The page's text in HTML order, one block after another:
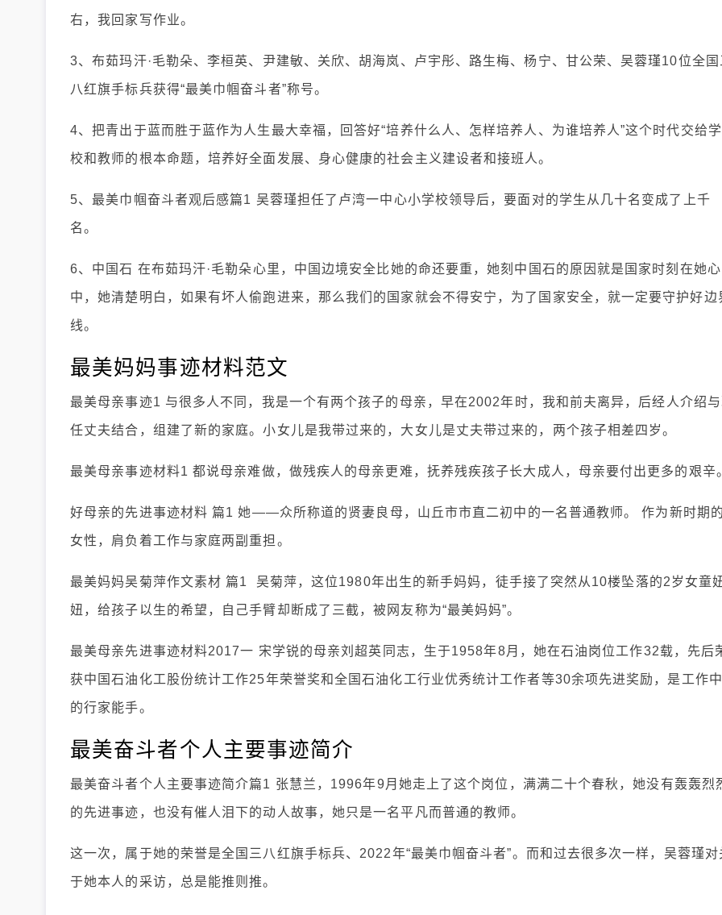
右，我回家写作业。
3、布茹玛汗·毛勒朵、李桓英、尹建敏、关欣、胡海岚、卢宇彤、路生梅、杨宁、甘公荣、吴蓉瑾10位全国
八红旗手标兵获得“最美巾帼奋斗者”称号。
4、把青出于蓝而胜于蓝作为人生最大幸福，回答好“培养什么人、怎样培养人、为谁培养人”这个时代交给学
校和教师的根本命题，培养好全面发展、身心健康的社会主义建设者和接班人。
5、最美巾帼奋斗者观后感篇1 吴蓉瑾担任了卢湾一中心小学校领导后，要面对的学生从几十名变成了上千
名。
6、中国石 在布茹玛汗·毛勒朵心里，中国边境安全比她的命还要重，她刻中国石的原因就是国家时刻在她心
中，她清楚明白，如果有坏人偷跑进来，那么我们的国家就会不得安宁，为了国家安全，就一定要守护好边
线。
最美妈妈事迹材料范文
最美母亲事迹1 与很多人不同，我是一个有两个孩子的母亲，早在2002年时，我和前夫离异，后经人介绍
任丈夫结合，组建了新的家庭。小女儿是我带过来的，大女儿是丈夫带过来的，两个孩子相差四岁。
最美母亲事迹材料1 都说母亲难做，做残疾人的母亲更难，抚养残疾孩子长大成人，母亲要付出更多的艰辛
好母亲的先进事迹材料 篇1 她——众所称道的贤妻良母，山丘市市直二初中的一名普通教师。 作为新时期的
女性，肩负着工作与家庭两副重担。
最美妈妈吴菊萍作文素材 篇1 吴菊萍，这位1980年出生的新手妈妈，徒手接了突然从10楼坠落的2岁女童
妞，给孩子以生的希望，自己手臂却断成了三截，被网友称为“最美妈妈”。
最美母亲先进事迹材料2017一 宋学锐的母亲刘超英同志，生于1958年8月，她在石油岗位工作32载，先后
获中国石油化工股份统计工作25年荣誉奖和全国石油化工行业优秀统计工作者等30余项先进奖励，是工作中
的行家能手。
最美奋斗者个人主要事迹简介
最美奋斗者个人主要事迹简介篇1 张慧兰，1996年9月她走上了这个岗位，满满二十个春秋，她没有轰轰烈
的先进事迹，也没有催人泪下的动人故事，她只是一名平凡而普通的教师。
这一次，属于她的荣誉是全国三八红旗手标兵、2022年“最美巾帼奋斗者”。而和过去很多次一样，吴蓉瑾对
于她本人的采访，总是能推则推。